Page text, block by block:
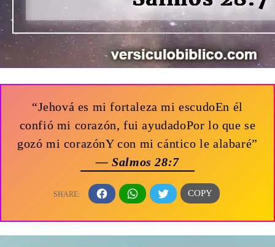
“Jehová es mi fortaleza mi escudoEn él
confió mi corazón, fui ayudadoPor lo que se
gozó mi corazónY con mi cántico le alabaré”
— Salmos 28:7